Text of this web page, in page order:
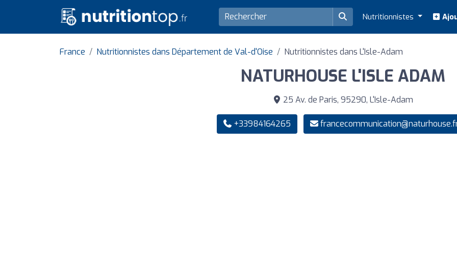
Nutritionnistes
France Nutritionnistes dans Département de Val-d'Oise Nutritionnistes dans L'Isle-Adam
NATURHOUSE L'ISLE ADAM
25 Av. de Paris, 95290, L'Isle-Adam
+33984164265